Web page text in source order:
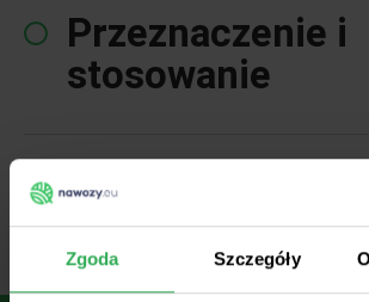
Zgoda Szczegóły
Przeznaczenie i
stosowanie
Informacje
uzupełniające